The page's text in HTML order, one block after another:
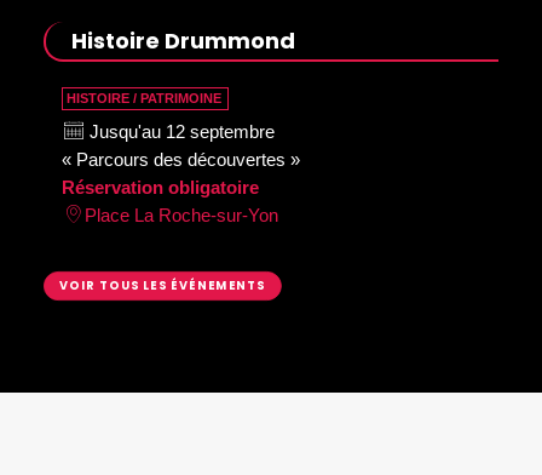
Histoire Drummond
HISTOIRE / PATRIMOINE
Jusqu'au 12 septembre
« Parcours des découvertes »
Réservation obligatoire
Place La Roche-sur-Yon
VOIR TOUS LES ÉVÉNEMENTS